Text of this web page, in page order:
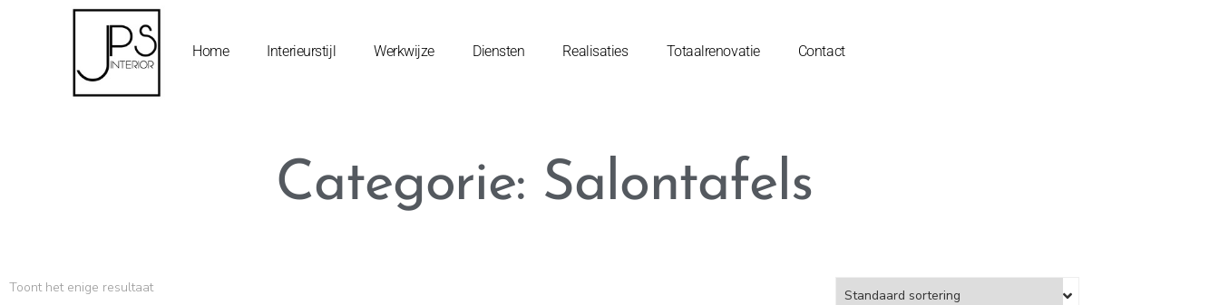
Home Interieurstijl Werkwijze Diensten Realisaties Totaalrenovatie Contact
Categorie: Salontafels
Toont het enige resultaat